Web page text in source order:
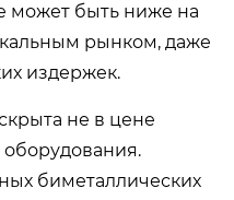
может быть ниже на
рынком, даже
издержек.
не в цене
биметаллических